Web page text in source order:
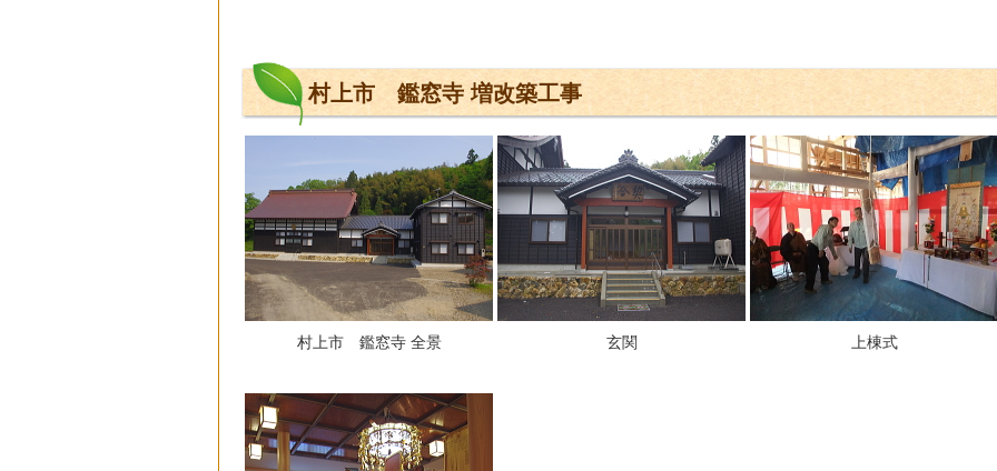
村上市 鑑窓寺 増改築工事
村上市 鑑窓寺 全景 玄関 上棟式